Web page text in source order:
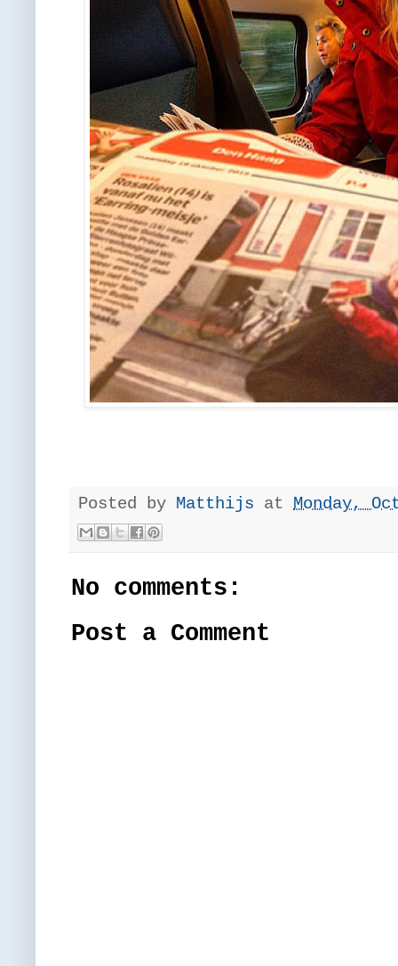
Posted by Matthijs at Monday,
No comments:
Post a Comment